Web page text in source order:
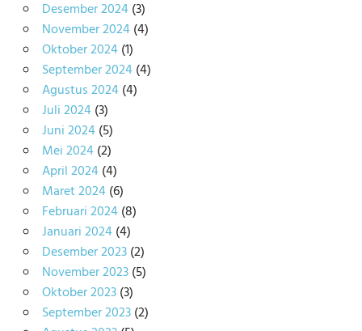
Desember 2024(3)
November 2024(4)
Oktober 2024(1)
September 2024(4)
Agustus 2024(4)
Juli 2024(3)
Juni 2024(5)
Mei 2024(2)
April 2024(4)
Maret 2024(6)
Februari 2024(8)
Januari 2024(4)
Desember 2023(2)
November 2023(5)
Oktober 2023(3)
September 2023(2)